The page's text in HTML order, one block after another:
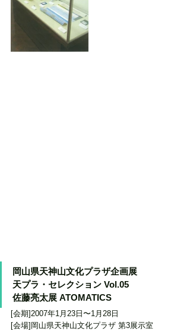
岡山県天神山文化プラザ企画展
天プラ・セレクション Vol.05
佐藤亮太展 ATOMATICS
[会期]2007年1月23日〜1月28日
[会場]岡山県天神山文化プラザ 第3展示室